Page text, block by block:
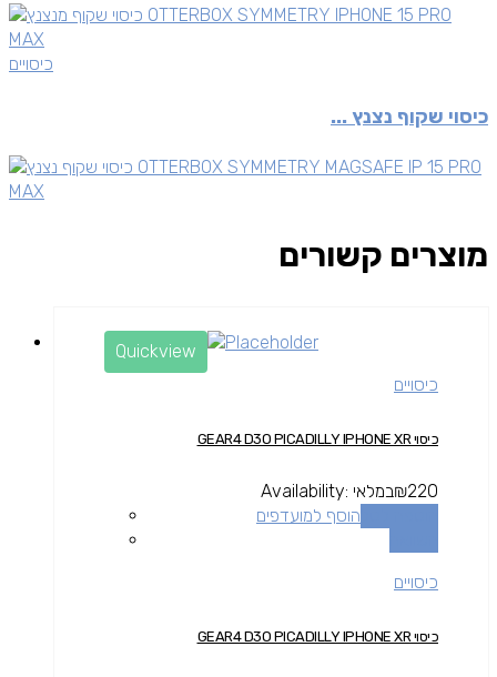
כיסויים
כיסוי שקוף נצנץ ...
מוצרים קשורים
Quickview
כיסויים
כיסוי GEAR4 D3O PICADILLY IPHONE XR
₪220
Availability: במלאי
הוסף למועדפים
כיסויים
כיסוי GEAR4 D3O PICADILLY IPHONE XR